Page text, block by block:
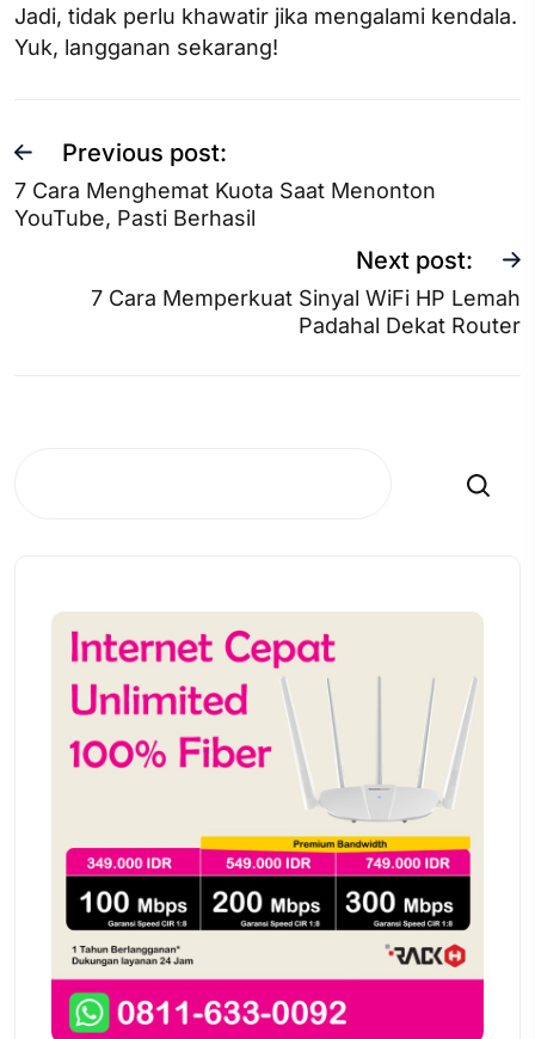
Jadi, tidak perlu khawatir jika mengalami kendala.
Yuk, langganan sekarang!
Previous post:
7 Cara Menghemat Kuota Saat Menonton
YouTube, Pasti Berhasil
Next post:
7 Cara Memperkuat Sinyal WiFi HP Lemah
Padahal Dekat Router
Search